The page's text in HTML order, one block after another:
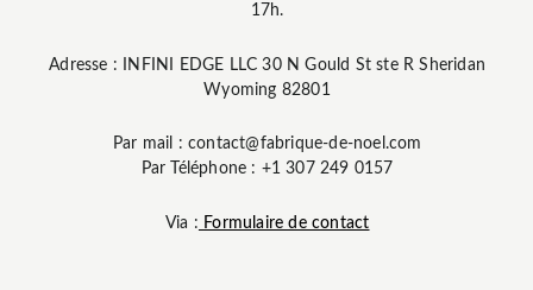
17h.
Adresse : INFINI EDGE LLC 30 N Gould St ste R Sheridan
Wyoming 82801
Par mail : contact@fabrique-de-noel.com
Par Téléphone : +1 307 249 0157
Via : Formulaire de contact